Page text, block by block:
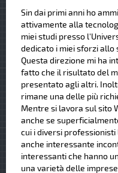
Sin dai primi anni ho
attivamente alla
miei studi presso
dedicato i miei sforzi
Questa direzione mi ha
fatto che il risultato del
presentato agli altri.
rimane una delle più
Mentre si lavora sul sito
anche se
cui i diversi
anche interessante
interessanti che hanno
una varietà delle